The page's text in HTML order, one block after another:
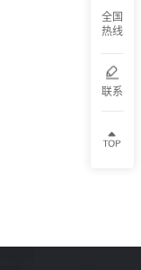
全国
热线
联系